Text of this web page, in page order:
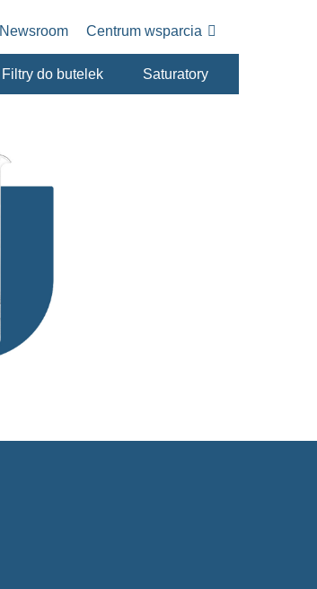
Newsroom Centrum wsparcia
Filtry do butelek Saturatory